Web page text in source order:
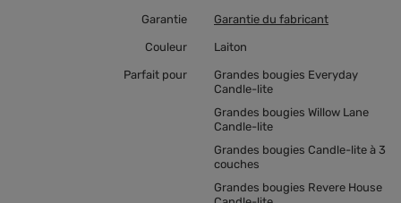
Garantie Garantie du fabricant
Couleur Laiton
Parfait pour
Grandes bougies Everyday
Candle-lite
Grandes bougies Willow Lane
Candle-lite
Grandes bougies Candle-lite à 3
couches
Grandes bougies Revere House